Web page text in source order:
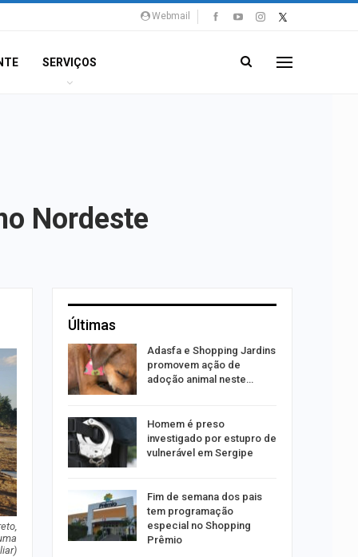
Webmail
SERVIÇOS
Nordeste
Últimas
da
palestra
artificial
Adasfa e Shopping Jardins
promovem ação de
adoção animal neste…
Homem é preso
investigado por estupro de
vulnerável em Sergipe
Fim de semana dos pais
tem programação
especial no Shopping
Prêmio